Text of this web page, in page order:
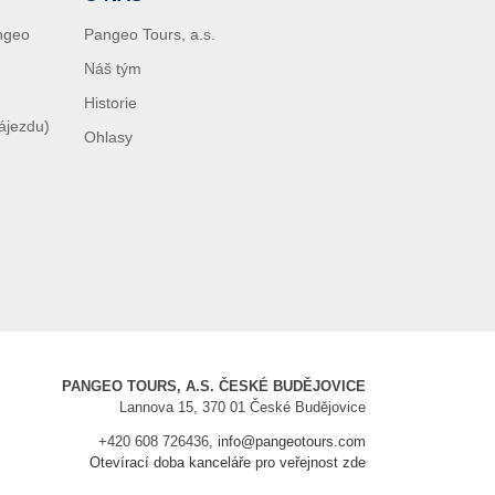
Pangeo Tours, a.s.
Náš tým
Historie
Ohlasy
PANGEO TOURS, A.S. ČESKÉ BUDĚJOVICE
Lannova 15, 370 01 České Budějovice
+420 608 726436, info@pangeotours.com
Otevírací doba kanceláře pro veřejnost zde